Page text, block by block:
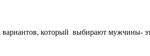
который выбирают мужчины-